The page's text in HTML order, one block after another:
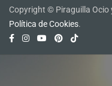
Copyright © Piraguilla Ocio
Política de Cookies.